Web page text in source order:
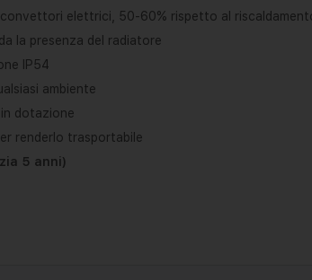
elettrici, 50-60% rispetto al
la presenza del radiatore
IP54
ambiente
dotazione
renderlo trasportabile
5 anni)